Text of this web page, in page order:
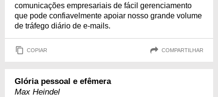
comunicações empresariais de fácil gerenciamento
que pode confiavelmente apoiar nosso grande volume
de tráfego diário de e-mails.
COPIAR COMPARTILHAR
Glória pessoal e efêmera
Max Heindel